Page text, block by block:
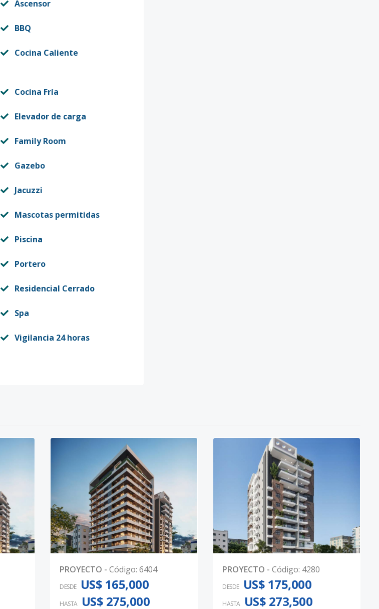
Ascensor
BBQ
Cocina Caliente
Cocina Fría
Elevador de carga
Family Room
Gazebo
Jacuzzi
Mascotas permitidas
Piscina
Portero
Residencial Cerrado
Spa
Vigilancia 24 horas
PROYECTO - Código: 6404
DESDE US$ 165,000
HASTA US$ 275,000
PROYECTO - Código: 4280
DESDE US$ 175,000
HASTA US$ 273,500